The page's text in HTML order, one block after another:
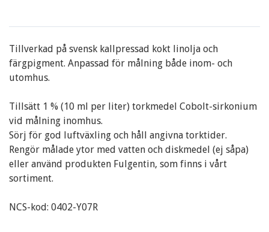
Tillverkad på svensk kallpressad kokt linolja och
färgpigment. Anpassad för målning både inom- och
utomhus.
Tillsätt 1 % (10 ml per liter) torkmedel Cobolt-sirkonium
vid målning inomhus.
Sörj för god luftväxling och håll angivna torktider.
Rengör målade ytor med vatten och diskmedel (ej såpa)
eller använd produkten Fulgentin, som finns i vårt
sortiment.
NCS-kod: 0402-Y07R